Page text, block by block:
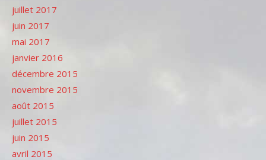
juillet 2017
juin 2017
mai 2017
janvier 2016
décembre 2015
novembre 2015
août 2015
juillet 2015
juin 2015
avril 2015